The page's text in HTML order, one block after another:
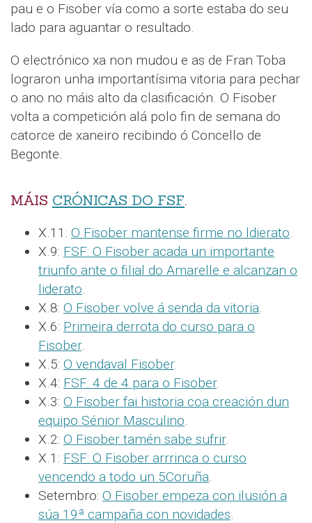
pau e o Fisober vía como a sorte estaba do seu
lado para aguantar o resultado.
O electrónico xa non mudou e as de Fran Toba
lograron unha importantísima vitoria para pechar
o ano no máis alto da clasificación. O Fisober
volta a competición alá polo fin de semana do
catorce de xaneiro recibindo ó Concello de
Begonte.
MÁIS CRÓNICAS DO FSF.
X.11: O Fisober mantense firme no ldierato.
X.9: FSF: O Fisober acada un importante
triunfo ante o filial do Amarelle e alcanzan o
liderato.
X.8: O Fisober volve á senda da vitoria.
X.6: Primeira derrota do curso para o
Fisober.
X.5: O vendaval Fisober.
X.4: FSF: 4 de 4 para o Fisober.
X.3: O Fisober fai historia coa creación dun
equipo Sénior Masculino.
X.2: O Fisober tamén sabe sufrir.
X.1: FSF: O Fisober arrrinca o curso
vencendo a todo un 5Coruña.
Setembro: O Fisober empeza con ilusión a
súa 19ª campaña con novidades.